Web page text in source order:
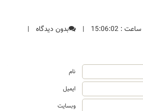
| بدون دیدگاه
|
نام
ایمیل
وبسایت